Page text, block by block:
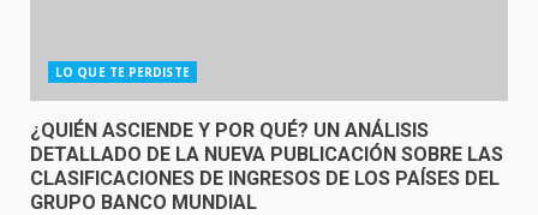
LO QUE TE PERDISTE
¿QUIÉN ASCIENDE Y POR QUÉ? UN ANÁLISIS
DETALLADO DE LA NUEVA PUBLICACIÓN SOBRE LAS
CLASIFICACIONES DE INGRESOS DE LOS PAÍSES DEL
GRUPO BANCO MUNDIAL